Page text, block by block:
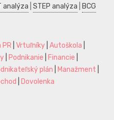
analýza STEP analýza
BCG
PR Vrtuľníky Autoškola
Podnikanie Financie
plán Manažment
Dovolenka